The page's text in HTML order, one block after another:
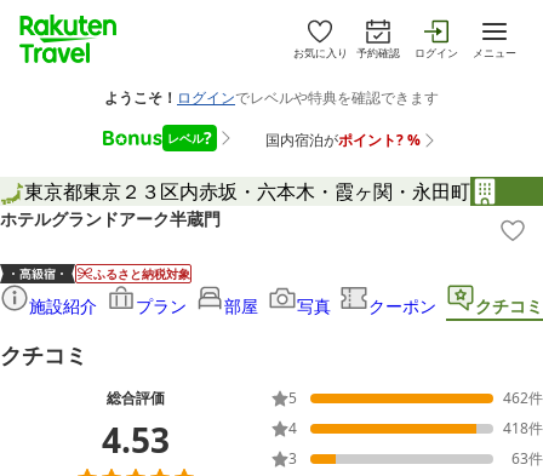
お気に入り 予約確認 ログイン メニュー
東京都東京２３区内赤坂・六本木・霞ヶ関・永田町
ホテルグランドアーク半蔵門
ふるさと納税対象
施設紹介 プラン 部屋 写真 クーポン クチコミ
クチコミ
総合評価
4.53
5 462件
4
418件
3
63件